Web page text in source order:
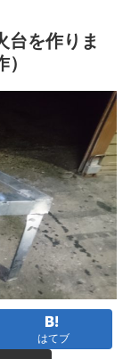
台を作りま
はてブ